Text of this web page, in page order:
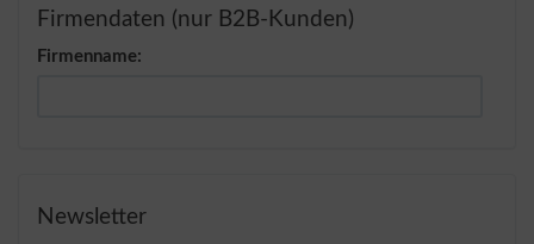
Firmendaten (nur B2B-Kunden)
Firmenname:
Newsletter